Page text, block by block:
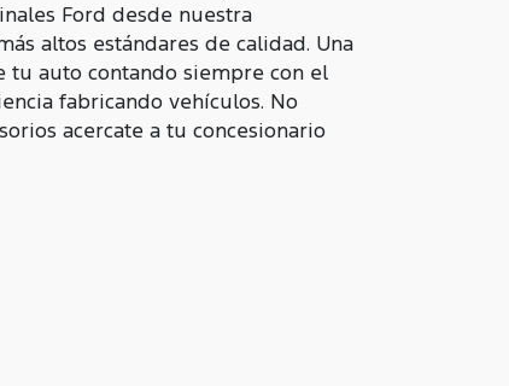
Ford desde nuestra
altos estándares de calidad. Una
auto contando siempre con el
fabricando vehículos. No
acercate a tu concesionario